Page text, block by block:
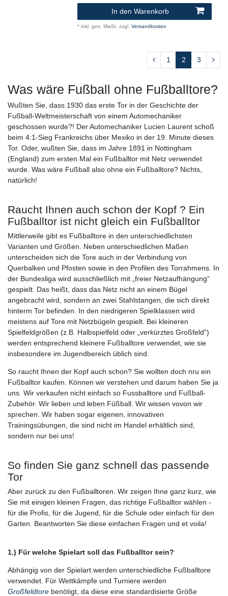
In den Warenkorb
* inkl. ges. MwSt. zzgl. Versandkosten
1 2 3
Was wäre Fußball ohne Fußballtore?
Wußten Sie, dass 1930 das erste Tor in der Geschichte der
Fußball-Weltmeisterschaft von einem Automechaniker
geschossen wurde?! Der Automechaniker Lucien Laurent schoß
beim 4:1-Sieg Frankreichs über Mexiko in der 19. Minute dieses
Tor. Oder, wußten Sie, dass im Jahre 1891 in Nottingham
(England) zum ersten Mal ein Fußballtor mit Netz verwendet
wurde. Was wäre Fußball also ohne ein Fußballtore? Nichts,
natürlich!
Raucht Ihnen auch schon der Kopf ? Ein
Fußballtor ist nicht gleich ein Fußballtor
Mittlerweile gibt es Fußballtore in den unterschiedlichsten
Varianten und Größen. Neben unterschiedlichen Maßen
unterscheiden sich die Tore auch in der Verbindung von
Querbalken und Pfosten sowie in den Profilen des Torrahmens. In
der Bundesliga wird ausschließlich mit „freier Netzaufhängung“
gespielt. Das heißt, dass das Netz nicht an einem Bügel
angebracht wird, sondern an zwei Stahlstangen, die sich direkt
hinterm Tor befinden. In den niedrigeren Spielklassen wird
meistens auf Tore mit Netzbügeln gespielt. Bei kleineren
Spielfeldgrößen (z.B. Halbspielfeld oder „verkürztes Großfeld“)
werden entsprechend kleinere Fußballtore verwendet, wie sie
insbesondere im Jugendbereich üblich sind.
So raucht Ihnen der Kopf auch schon? Sie wollten doch nru ein
Fußballtor kaufen. Können wir verstehen und darum haben Sie ja
uns. Wir verkaufen nicht einfach so Fussballtore und Fußball-
Zubehör. Wir lieben und leben Füßball. Wir wissen vovon wir
sprechen. Wir haben sogar eigenen, innovativen
Trainingsübungen, die sind nicht im Handel erhältlich sind,
sondern nur bei uns!
So finden Sie ganz schnell das passende
Tor
Aber zurück zu den Fußballtoren. Wir zeigen Ihne ganz kurz, wie
Sie mit einigen kleinen Fragen, das richtige Fußballtor wählen -
für die Profis, für die Jugend, für die Schule oder einfach für den
Garten. Beantworten Sie diese einfachen Fragen und et voila!
1.) Für welche Spielart soll das Fußballtor sein?
Abhängig von der Spielart werden unterschiedliche Fußballtore
verwendet. Für Wettkämpfe und Turniere werden
Großfeldtore benötigt, da diese eine standardisierte Größe